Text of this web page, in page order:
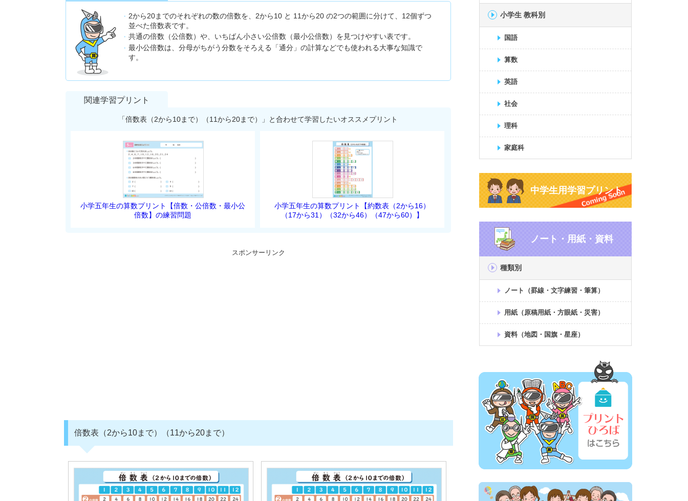
2から20までのそれぞれの数の倍数を、2から10 と 11から20 の2つの範囲に分けて、12個ずつ
並べた倍数表です。
共通の倍数（公倍数）や、いちばん小さい公倍数（最小公倍数）を見つけやすい表です。
最小公倍数は、分母がちがう分数をそろえる「通分」の計算などでも使われる大事な知識で
す。
関連学習プリント
「倍数表（2から10まで）（11から20まで）」と合わせて学習したいオススメプリント
小学五年生の算数プリント【倍数・公倍数・最小公
倍数】の練習問題
小学五年生の算数プリント【約数表（2から16）
（17から31）（32から46）（47から60）】
スポンサーリンク
倍数表（2から10まで）（11から20まで）
小学生 教科別
国語
算数
英語
社会
理科
家庭科
中学生用学習プリント
ノート・用紙・資料
種類別
ノート（罫線・文字練習・筆算）
用紙（原稿用紙・方眼紙・災害）
資料（地図・国旗・星座）